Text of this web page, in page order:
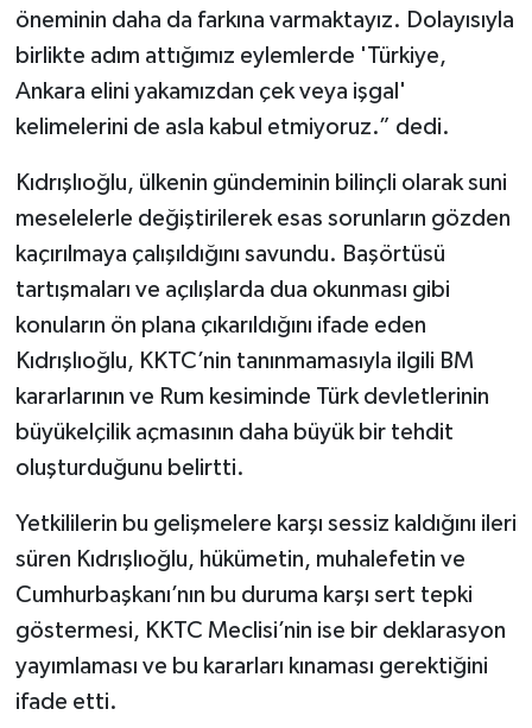
öneminin daha da farkına varmaktayız. Dolayısıyla
birlikte adım attığımız eylemlerde 'Türkiye,
Ankara elini yakamızdan çek veya işgal'
kelimelerini de asla kabul etmiyoruz.” dedi.
Kıdrışlıoğlu, ülkenin gündeminin bilinçli olarak suni
meselelerle değiştirilerek esas sorunların gözden
kaçırılmaya çalışıldığını savundu. Başörtüsü
tartışmaları ve açılışlarda dua okunması gibi
konuların ön plana çıkarıldığını ifade eden
Kıdrışlıoğlu, KKTC’nin tanınmamasıyla ilgili BM
kararlarının ve Rum kesiminde Türk devletlerinin
büyükelçilik açmasının daha büyük bir tehdit
oluşturduğunu belirtti.
Yetkililerin bu gelişmelere karşı sessiz kaldığını ileri
süren Kıdrışlıoğlu, hükümetin, muhalefetin ve
Cumhurbaşkanı’nın bu duruma karşı sert tepki
göstermesi, KKTC Meclisi’nin ise bir deklarasyon
yayımlaması ve bu kararları kınaması gerektiğini
ifade etti.